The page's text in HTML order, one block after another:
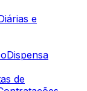
e
Dispensa
de